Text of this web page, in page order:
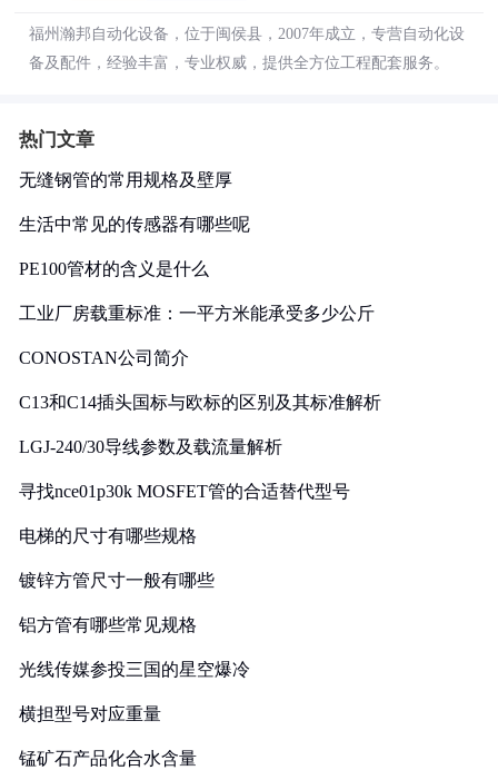
福州瀚邦自动化设备，位于闽侯县，2007年成立，专营自动化设
备及配件，经验丰富，专业权威，提供全方位工程配套服务。
热门文章
无缝钢管的常用规格及壁厚
生活中常见的传感器有哪些呢
PE100管材的含义是什么
工业厂房载重标准：一平方米能承受多少公斤
CONOSTAN公司简介
C13和C14插头国标与欧标的区别及其标准解析
LGJ-240/30导线参数及载流量解析
寻找nce01p30k MOSFET管的合适替代型号
电梯的尺寸有哪些规格
镀锌方管尺寸一般有哪些
铝方管有哪些常见规格
光线传媒参投三国的星空爆冷
横担型号对应重量
锰矿石产品化合水含量